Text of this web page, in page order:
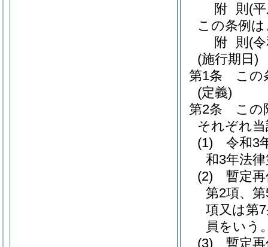
附 則 (
この条例
附 則 (
(施行期日)
第1条
この
(定義)
第2条
この
それぞれ
(1)
令和3
和3年法
(2)
暫定
第2項、
項又は第
員をいう
(3)
暫定